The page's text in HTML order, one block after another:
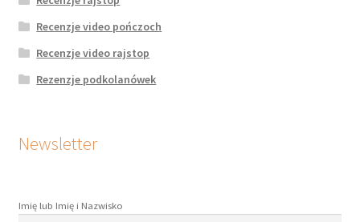
Recenzje video pończoch
Recenzje video rajstop
Rezenzje podkolanówek
Newsletter
Imię lub Imię i Nazwisko